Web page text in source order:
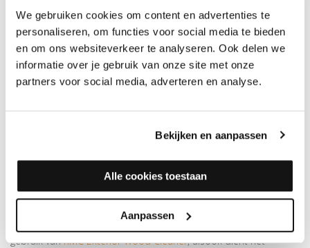
We gebruiken cookies om content en advertenties te
personaliseren, om functies voor social media te bieden
en om ons websiteverkeer te analyseren. Ook delen we
informatie over je gebruik van onze site met onze
partners voor social media, adverteren en analyse.
Bekijken en aanpassen
Alle cookies toestaan
Aanpassen
#3 Gravel Grey #4 Blue Grey #5 Green Grey #6 Bold Black #7
Charming Grey #8 The Traditional Collection Voor alle fans van
een klassieke, traditionele look gebaseerd op warme
aardetinten. Burned Chocolate Creamy White Deep Taupe
Mocha Cream Rich Almond Salted Caramel Snow White Soft
van een originele look gebaseerd op de typische Scandinavische
huizen. Aurora Blue Country Green Fjord Blue Forest Green Ice
Blue Navy Blue Oslo Ochre Quiet Green Swedish Red
GEBRUIKSAANWIJZING RUBIO MONOCOAT
WOODCREAM FJORD BLUE
hout dient grondig te worden afgespoeld met water na het
gebruik vanRMC Exterior Wood Cleaner, alsook dient het